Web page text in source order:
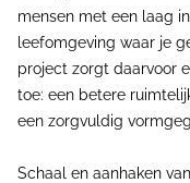
mensen met een laag
leefomgeving waar je
project zorgt daarvoor
toe: een betere
een zorgvuldig
Schaal en aanhaken